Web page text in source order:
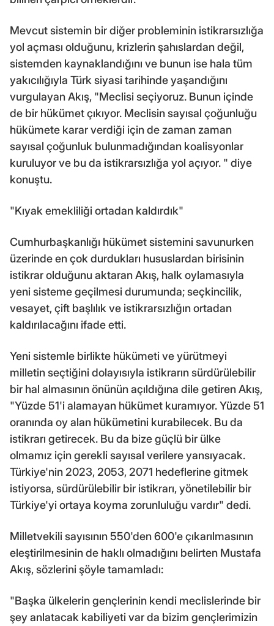
Mevcut sistemin bir diğer probleminin istikrarsızlığa
yol açması olduğunu, krizlerin şahıslardan değil,
sistemden kaynaklandığını ve bunun ise hala tüm
yakıcılığıyla Türk siyasi tarihinde yaşandığını
vurgulayan Akış, "Meclisi seçiyoruz. Bunun içinde
de bir hükümet çıkıyor. Meclisin sayısal çoğunluğu
hükümete karar verdiği için de zaman zaman
sayısal çoğunluk bulunmadığından koalisyonlar
kuruluyor ve bu da istikrarsızlığa yol açıyor. " diye
konuştu.
"Kıyak emekliliği ortadan kaldırdık"
Cumhurbaşkanlığı hükümet sistemini savunurken
üzerinde en çok durdukları hususlardan birisinin
istikrar olduğunu aktaran Akış, halk oylamasıyla
yeni sisteme geçilmesi durumunda; seçkincilik,
vesayet, çift başlılık ve istikrarsızlığın ortadan
kaldırılacağını ifade etti.
Yeni sistemle birlikte hükümeti ve yürütmeyi
milletin seçtiğini dolayısıyla istikrarın sürdürülebilir
bir hal almasının önünün açıldığına dile getiren Akış,
"Yüzde 51'i alamayan hükümet kuramıyor. Yüzde 51
oranında oy alan hükümetini kurabilecek. Bu da
istikrarı getirecek. Bu da bize güçlü bir ülke
olmamız için gerekli sayısal verilere yansıyacak.
Türkiye'nin 2023, 2053, 2071 hedeflerine gitmek
istiyorsa, sürdürülebilir bir istikrarı, yönetilebilir bir
Türkiye'yi ortaya koyma zorunluluğu vardır" dedi.
Milletvekili sayısının 550'den 600'e çıkarılmasının
eleştirilmesinin de haklı olmadığını belirten Mustafa
Akış, sözlerini şöyle tamamladı:
"Başka ülkelerin gençlerinin kendi meclislerinde bir
şey anlatacak kabiliyeti var da bizim gençlerimizin